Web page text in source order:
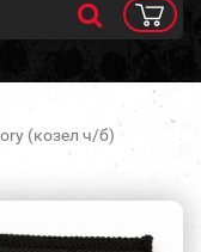
(козел ч/б)